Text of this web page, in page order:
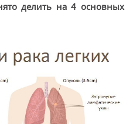
делить на 4 основных